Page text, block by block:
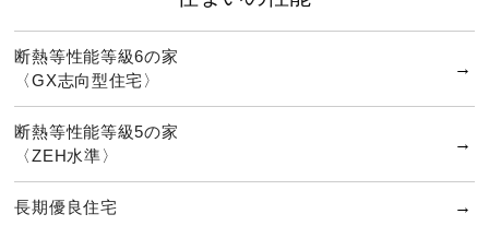
断熱等性能等級6の家
〈GX志向型住宅〉
断熱等性能等級5の家
〈ZEH水準〉
長期優良住宅